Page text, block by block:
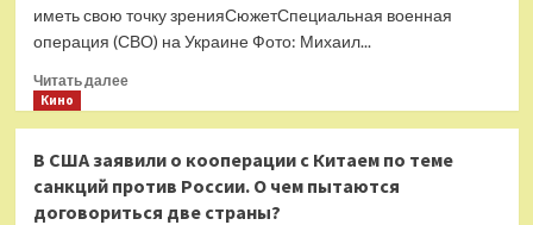
иметь свою точку зренияСюжетСпециальная военная
операция (СВО) на Украине Фото: Михаил...
Читать далееПрочитать
высказался
о
перечисляющих
Кино
В США заявили о кооперации с Китаем по теме
санкций против России. О чем пытаются
договориться две страны?